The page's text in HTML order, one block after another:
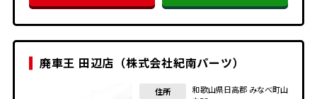
廃車王 田辺店（株式会社紀南パーツ）
住所
和歌山県日高郡 みなべ町山